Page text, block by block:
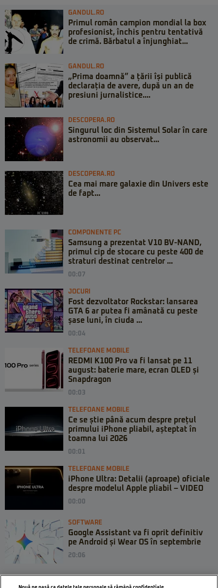
GANDUL.RO
Primul român campion mondial la box
profesionist, închis pentru tentativă
de crimă. Bărbatul a înjunghiat...
GANDUL.RO
„Prima doamnă” a țării își publică
declarația de avere, după un an de
presiuni jurnalistice....
DESCOPERA.RO
Singurul loc din Sistemul Solar în care
astronomii au observat...
DESCOPERA.RO
Cea mai mare galaxie din Univers este
de fapt...
COMPONENTE PC
Samsung a prezentat V10 BV-NAND,
primul cip de stocare cu peste 400 de
straturi destinat centrelor ...
00:07
JOCURI
Fost dezvoltator Rockstar: lansarea
GTA 6 ar putea fi amânată cu peste
șase luni, în ciuda ...
00:04
TELEFOANE MOBILE
REDMI K100 Pro va fi lansat pe 11
august: baterie mare, ecran OLED și
Snapdragon
00:03
TELEFOANE MOBILE
Ce se știe până acum despre prețul
primului iPhone pliabil, așteptat în
toamna lui 2026
00:01
TELEFOANE MOBILE
iPhone Ultra: Detalii (aproape) oficiale
despre modelul Apple pliabil – VIDEO
00:00
SOFTWARE
Google Assistant va fi oprit definitiv
pe Android și Wear OS în septembrie
20:06